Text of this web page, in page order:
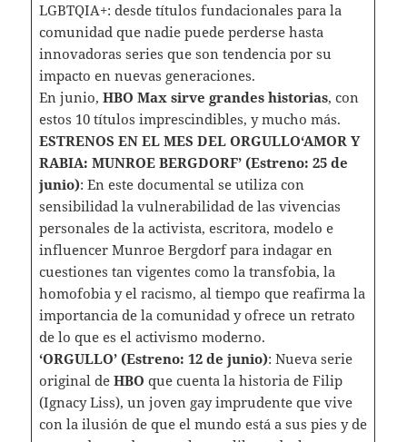
LGBTQIA+: desde títulos fundacionales para la
comunidad que nadie puede perderse hasta
innovadoras series que son tendencia por su
impacto en nuevas generaciones.
En junio, HBO Max sirve grandes historias, con
estos 10 títulos imprescindibles, y mucho más.
ESTRENOS EN EL MES DEL ORGULLO‘AMOR Y
RABIA: MUNROE BERGDORF’ (Estreno: 25 de
junio): En este documental se utiliza con
sensibilidad la vulnerabilidad de las vivencias
personales de la activista, escritora, modelo e
influencer Munroe Bergdorf para indagar en
cuestiones tan vigentes como la transfobia, la
homofobia y el racismo, al tiempo que reafirma la
importancia de la comunidad y ofrece un retrato
de lo que es el activismo moderno.
‘ORGULLO’ (Estreno: 12 de junio): Nueva serie
original de HBO que cuenta la historia de Filip
(Ignacy Liss), un joven gay imprudente que vive
con la ilusión de que el mundo está a sus pies y de